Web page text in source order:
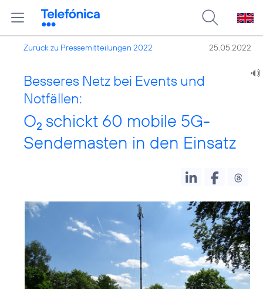
Zurück zu Pressemitteilungen 2022 25.05.2022
Besseres Netz bei Events und
Notfällen:
O2 schickt 60 mobile 5G-
Sendemasten in den Einsatz